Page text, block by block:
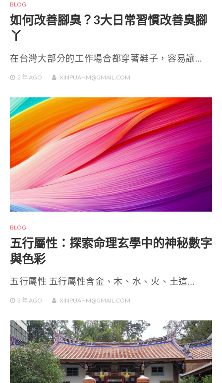
BLOG
如何改善腳臭？3大日常習慣改善臭腳
丫
在台灣大部分的工作場合都穿著鞋子，容易讓…
2 年AGO XINPUAHM@GMAIL.COM
BLOG
五行屬性：探索命理玄學中的神秘數字
與色彩
五行屬性 五行屬性含金、木、水、火、土這…
3 年AGO XINPUAHM@GMAIL.COM